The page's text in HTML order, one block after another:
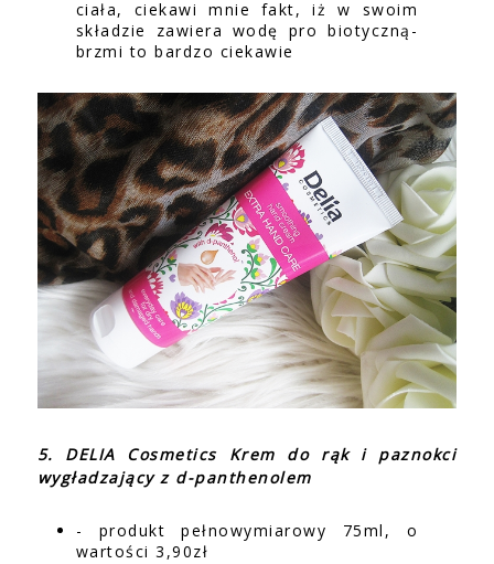
ciała, ciekawi mnie fakt, iż w swoim
składzie zawiera wodę pro biotyczną-
brzmi to bardzo ciekawie
5. DELIA Cosmetics Krem do rąk i paznokci
wygładzający z d-panthenolem
- produkt pełnowymiarowy 75ml, o
wartości 3,90zł